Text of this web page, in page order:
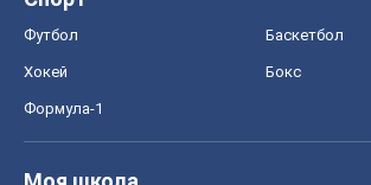
Футбол Баскетбол
Хокей Бокс
Формула-1